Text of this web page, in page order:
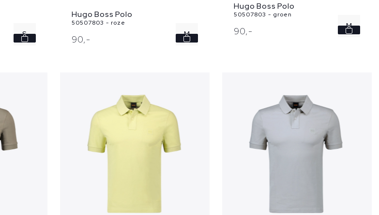
S
Hugo Boss Polo
50507803 - roze
90,- M
Hugo Boss Polo
50507803 - groen
90,- M